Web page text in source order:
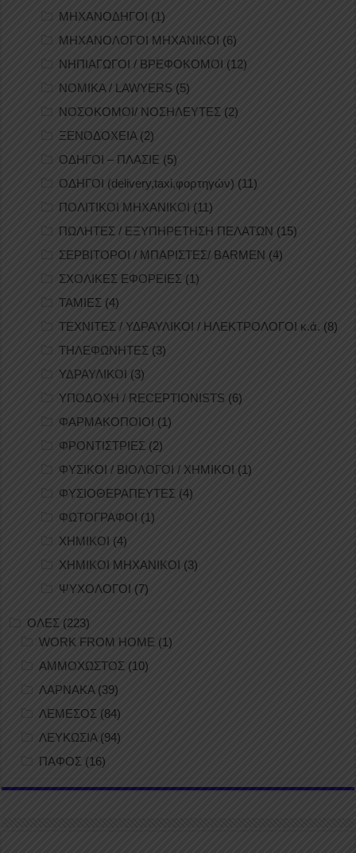
ΜΗΧΑΝΟΔΗΓΟΙ (1)
ΜΗΧΑΝΟΛΟΓΟΙ ΜΗΧΑΝΙΚΟΙ (6)
ΝΗΠΙΑΓΩΓΟΙ / ΒΡΕΦΟΚΟΜΟΙ (12)
ΝΟΜΙΚΑ / LAWYERS (5)
ΝΟΣΟΚΟΜΟΙ/ ΝΟΣΗΛΕΥΤΕΣ (2)
ΞΕΝΟΔΟΧΕΙΑ(2)
ΟΔΗΓΟΙ – ΠΛΑΣΙΕ (5)
ΟΔΗΓΟΙ (delivery,taxi,φορτηγών) (11)
ΠΟΛΙΤΙΚΟΙ ΜΗΧΑΝΙΚΟΙ (11)
ΠΩΛΗΤΕΣ / ΕΞΥΠΗΡΕΤΗΣΗ ΠΕΛΑΤΩΝ (15)
ΣΕΡΒΙΤΟΡΟΙ / ΜΠΑΡΙΣΤΕΣ/ BARMEN (4)
ΣΧΟΛΙΚΕΣ ΕΦΟΡΕΙΕΣ (1)
ΤΑΜΙΕΣ (4)
ΤΕΧΝΙΤΕΣ / ΥΔΡΑΥΛΙΚΟΙ / ΗΛΕΚΤΡΟΛΟΓΟΙ κ.ά. (8)
ΤΗΛΕΦΩΝΗΤΕΣ (3)
ΥΔΡΑΥΛΙΚΟΙ (3)
ΥΠΟΔΟΧΗ / RECEPTIONISTS (6)
ΦΑΡΜΑΚΟΠΟΙΟΙ (1)
ΦΡΟΝΤΙΣΤΡΙΕΣ (2)
ΦΥΣΙΚΟΙ / ΒΙΟΛΟΓΟΙ / ΧΗΜΙΚΟΙ (1)
ΦΥΣΙΟΘΕΡΑΠΕΥΤΕΣ (4)
ΦΩΤΟΓΡΑΦΟΙ (1)
ΧΗΜΙΚΟΙ (4)
ΧΗΜΙΚΟΙ ΜΗΧΑΝΙΚΟΙ (3)
ΨΥΧΟΛΟΓΟΙ (7)
ΟΛΕΣ (223)
WORK FROM HOME (1)
ΑΜΜΟΧΩΣΤΟΣ (10)
ΛΑΡΝΑΚΑ(39)
ΛΕΜΕΣΟΣ (84)
ΛΕΥΚΩΣΙΑ (94)
ΠΑΦΟΣ (16)